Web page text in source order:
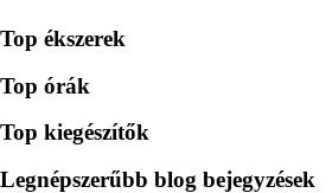
Top ékszerek
Top órák
Top kiegészítők
Legnépszerűbb blog bejegyzések